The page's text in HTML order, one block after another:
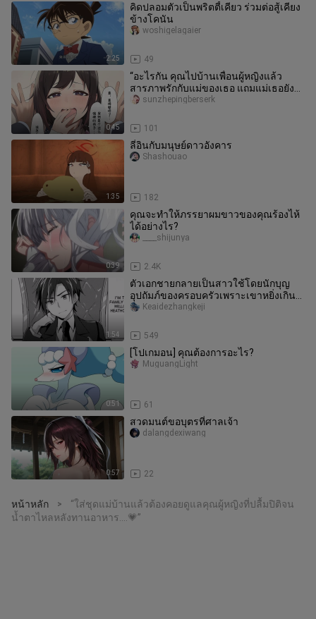
2:25
คิดปลอมตัวเป็นพริตตี้เคียว ร่วมต่อสู้เคียง
ข้างโคนัน
49
woshigelagaier
0:45
“อะไรกัน คุณไปบ้านเพื่อนผู้หญิงแล้ว
สารภาพรักกับแม่ของเธอ แถมแม่เธอยัง
ตกลงด้วย......？？？”
101
sunzhepingberserk
1:35
ลี่อินกับมนุษย์ดาวอังคาร
182
Shashouao
0:39
คุณจะทำให้ภรรยาผมขาวของคุณร้องไห้
ได้อย่างไร?
2.4K
____shijunya
1:54
ตัวเอกชายกลายเป็นสาวใช้โดยนักบุญ
อุปถัมภ์ของครอบครัวเพราะเขาหยิ่งเกิน
ไป? -
549
Keaidezhangkeji
0:51
[โปเกมอน] คุณต้องการอะไร?
61
MuguangLight
0:57
สวดมนต์ขอบุตรที่ศาลเจ้า
22
dalangdexiwang
หน้าหลัก >
“ใส่ชุดแม่บ้านแล้วต้องคอยดูแลคุณผู้หญิงที่ปลื้มปิติจน
น้ำตาไหลหลังทานอาหาร....💗”